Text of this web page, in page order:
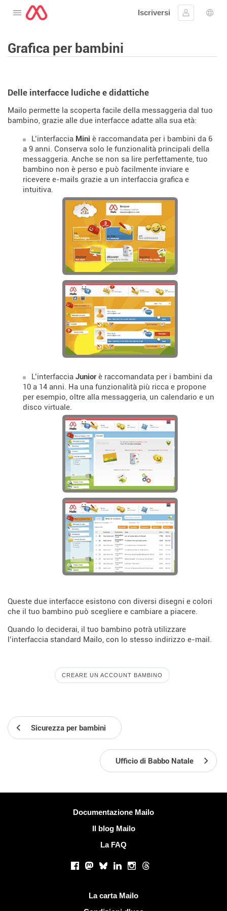
Aprire il menu
Iscriversi
Collegarsi
Grafica per bambini
Delle interfacce ludiche e didattiche
Mailo permette la scoperta facile della messaggeria dal tuo
bambino, grazie alle due interfacce adatte alla sua età:
L’interfaccia Mini è raccomandata per i bambini da 6
a 9 anni. Conserva solo le funzionalità principali della
messaggeria. Anche se non sa lire perfettamente, tuo
bambino non è perso e può facilmente inviare e
ricevere e-mails grazie a un interfaccia grafica e
intuitiva.
L’interfaccia Juniorè raccomandata per i bambini da
10 a 14 anni. Ha una funzionalità più ricca e propone
per esempio, oltre alla messaggeria, un calendario e un
disco virtuale.
Queste due interfacce esistono con diversi disegni e colori
che il tuo bambino può scegliere e cambiare a piacere.
Quando lo deciderai, il tuo bambino potrà utilizzare
l’interfaccia standard Mailo, con lo stesso indirizzo e-mail.
CREARE UN ACCOUNT BAMBINO
Sicurezza per bambini
Ufficio di Babbo Natale
Documentazione Mailo
Il blog Mailo
La FAQ
Facebook
Mastodon
BlueskyLinkedInInstagram
Threads
La carta Mailo